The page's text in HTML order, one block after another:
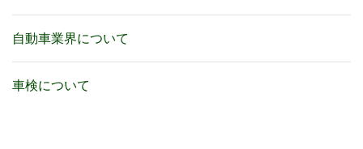
自動車業界について
車検について